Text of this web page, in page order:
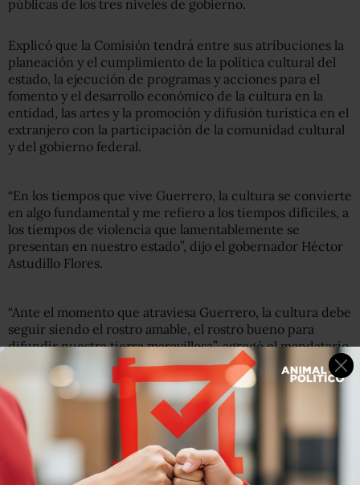
públicas de los tres niveles de gobierno.
Explicó que la Comisión tendrá entre sus atribuciones la
planeación y el cumplimiento de la política cultural del
estado, la ejecución de programas y acciones para el
fomento y el desarrollo económico de la cultura en la
entidad, las artes y la promoción y difusión turística en el
extranjero con la participación de la comunidad cultural
y del gobierno federal.
“En los tiempos que vive Guerrero, la cultura se convierte
en algo fundamental y me refiero a los tiempos difíciles, a
los tiempos de violencia que lamentablemente se
presentan en nuestro estado”, dijo el gobernador Héctor
Astudillo Flores.
“Ante el momento que atraviesa Guerrero, la cultura debe
seguir siendo el rostro amable, el rostro bueno para
difundir nuestra tierra maravillosa”, agregó el mandatario.
Astudillo Flores señaló que en los próximos días se dará a
conocer la campaña Orgullo Guerrero en la Ciudad de
México y en el puerto de Acapulco, con el objetivo de
fortalecer e impulsar el desarrollo de la cultura y las artes
en la entidad.